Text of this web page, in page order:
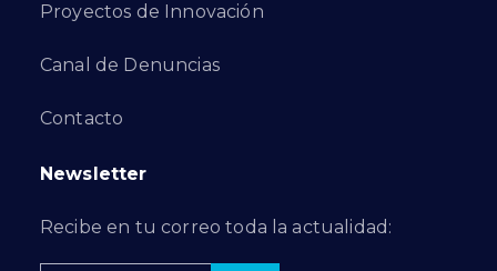
Proyectos de Innovación
Canal de Denuncias
Contacto
Newsletter
Recibe en tu correo toda la actualidad: